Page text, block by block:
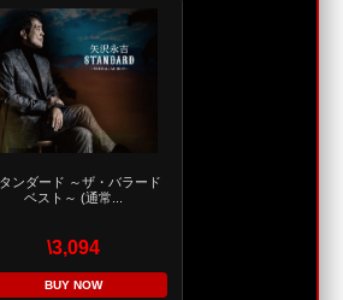
ンダード ～ザ・バラード
ベスト～ (通常...
\3,094
BUY NOW